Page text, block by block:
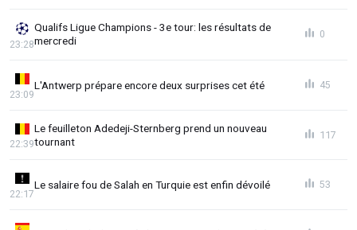
Qualifs Ligue Champions - 3e tour: les résultats de
mercredi
23:28
0
L'Antwerp prépare encore deux surprises cet été
23:09
45
Le feuilleton Adedeji-Sternberg prend un nouveau
tournant
22:39
117
Le salaire fou de Salah en Turquie est enfin dévoilé
22:17
53